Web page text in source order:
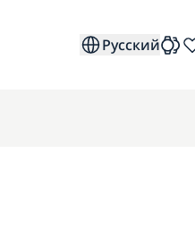
Русский